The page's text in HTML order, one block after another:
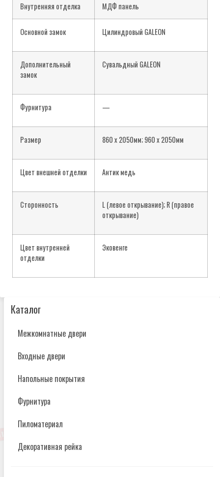
Внутренняя отделка МДФ панель
Основной замок Цилиндровый GALEON
Дополнительный
замок
Сувальдный GALEON
Фурнитура —
Размер 860 х 2050мм; 960 х 2050мм
Цвет внешней отделки Антик медь
Сторонность
L (левое открывание); R (правое
открывание)
Цвет внутренней
отделки
Эковенге
Каталог
Межкомнатные двери
Входные двери
Напольные покрытия
Фурнитура
Пиломатериал
Декоративная рейка